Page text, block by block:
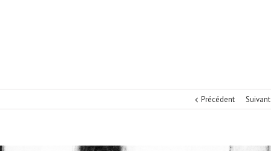
Précédent Suivant